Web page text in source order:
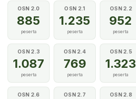
OSN 2.0
885
peserta
OSN 2.1
1.235
peserta
OSN 2.2
952
peserta
OSN 2.3
1.087
peserta
OSN 2.4
769
peserta
OSN 2.5
1.323
peserta
OSN 2.6 OSN 2.7 OSN 2.8